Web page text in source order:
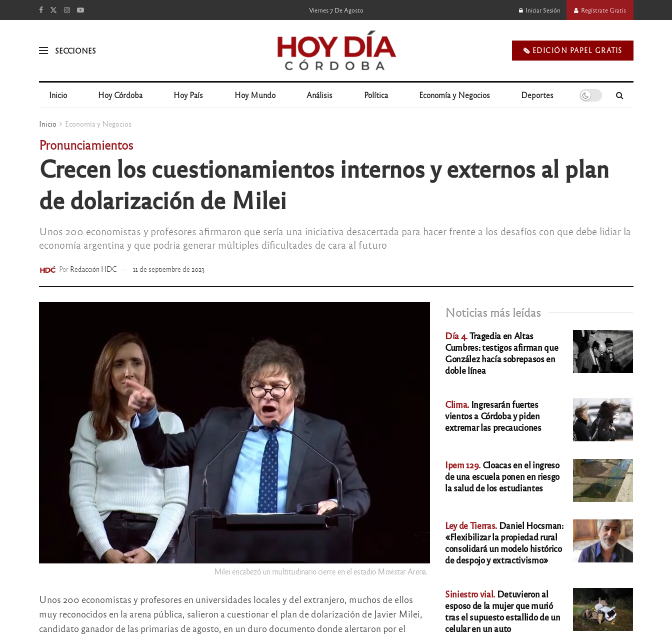
Viernes 7 De Agosto Iniciar Sesión Regístrate Gratis
SECCIONES 🗞️ EDICIÓN PAPEL GRATIS
Inicio Hoy Córdoba Hoy País Hoy Mundo Análisis Política Economía y Negocios Deportes
Inicio Economía y Negocios
Pronunciamientos
Crecen los cuestionamientos internos y externos al plan
de dolarización de Milei
Unos 200 economistas y profesores afirmaron que sería una iniciativa desacertada para hacer frente a los desafíos con que debe lidiar la
economía argentina y que podría generar múltiples dificultades de cara al futuro
Por Redacción HDC 11 de septiembre de 2023
Milei encabezó un multitudinario cierre en el estadio Movistar Arena.
Unos 200 economistas y profesores en universidades locales y del extranjero, muchos de ellos
muy reconocidos en la arena pública, salieron a cuestionar el plan de dolarización de Javier Milei,
candidato ganador de las primarias de agosto, en un duro documento donde alertaron por el
Noticias más leídas
Día 4.Tragedia en Altas
Cumbres: testigos afirman que
González hacía sobrepasos en
doble línea
Clima. Ingresarán fuertes
vientos a Córdoba y piden
extremar las precauciones
Ipem 129. Cloacas en el ingreso
de una escuela ponen en riesgo
la salud de los estudiantes
Ley de Tierras. Daniel Hocsman:
«Flexibilizar la propiedad rural
consolidará un modelo histórico
de despojo y extractivismo»
Siniestro vial. Detuvieron al
esposo de la mujer que murió
tras el supuesto estallido de un
celular en un auto